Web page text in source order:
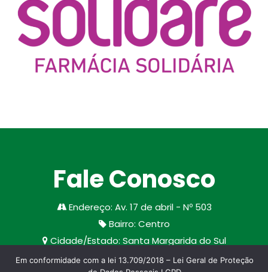
Fale Conosco
Endereço: Av. 17 de abril - Nº 503
Bairro: Centro
Cidade/Estado: Santa Margarida do Sul
CEP:97335-000
Em conformidade com a lei 13.709/2018 – Lei Geral de Proteção